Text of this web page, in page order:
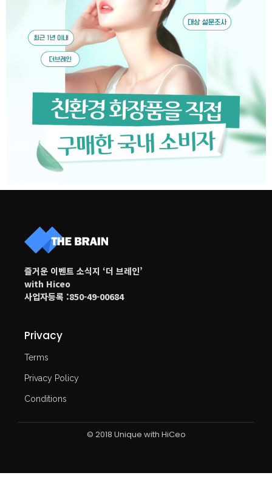
즐거운 이벤트 소식지 ‘더 브레인’
with Hiceo
사업자등록 :850-49-00684
Privacy
Terms
Privacy Policy
Conditions
© 2018 Unique with HiCeo